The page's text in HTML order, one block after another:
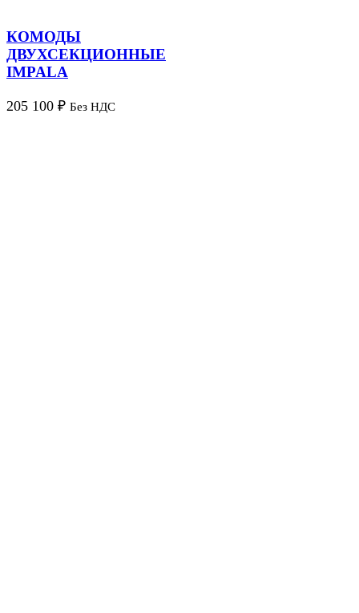
КОМОДЫ
ДВУХСЕКЦИОННЫЕ
IMPALA
205 100 ₽ Без НДС